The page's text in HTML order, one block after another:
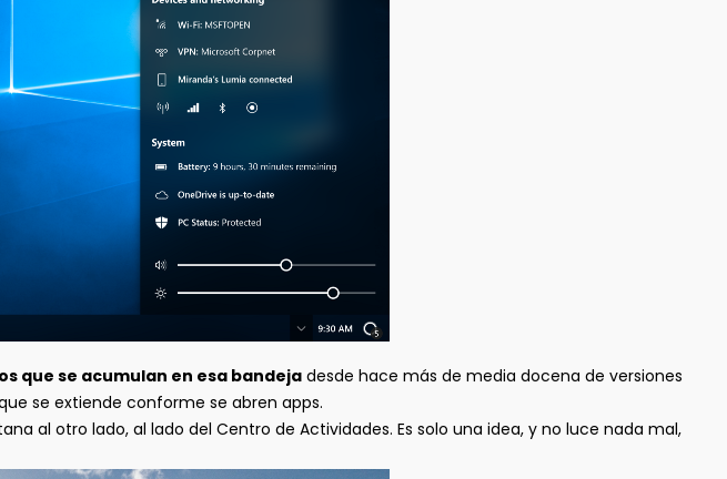
que se acumulan en esa bandeja desde hace más de media docena de versiones
se extiende conforme se abren apps.
al otro lado, al lado del Centro de Actividades. Es solo una idea, y no luce nada mal,